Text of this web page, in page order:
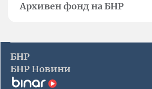
Архивен фонд на БНР
БНР
БНР Новини